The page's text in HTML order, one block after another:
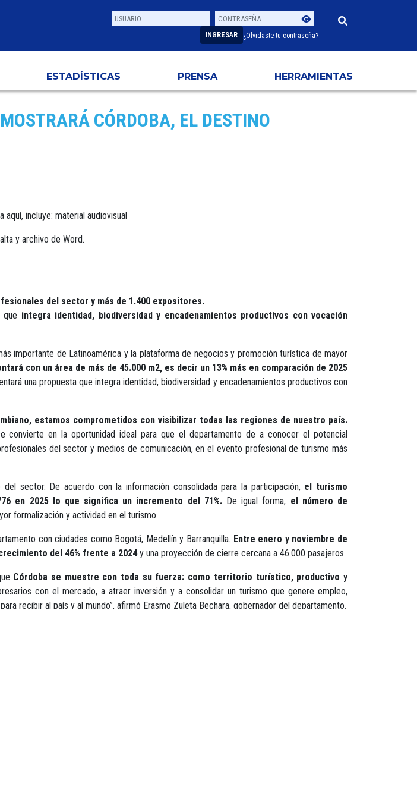
Usuario
Contraseña
INGRESAR ¿Olvidaste tu contraseña?
ESTADÍSTICAS PRENSA HERRAMIENTAS
CÓRDOBA, EL DESTINO
aquí, incluye: material audiovisual
y archivo de Word.
del sector y más de 1.400 expositores.
que integra identidad, biodiversidad y encadenamientos productivos con vocación
importante de Latinoamérica y la plataforma de negocios y promoción turística de mayor
con un área de más de 45.000 m2, es decir un 13% más en comparación de 2025
una propuesta que integra identidad, biodiversidad y encadenamientos productivos con
estamos comprometidos con visibilizar todas las regiones de nuestro país.
en la oportunidad ideal para que el departamento de a conocer el potencial
del sector y medios de comunicación, en el evento profesional de turismo más
sector. De acuerdo con la información consolidada para la participación, el turismo
en 2025 lo que significa un incremento del 71%.De igual forma, el número de
formalización y actividad en el turismo.
con ciudades como Bogotá, Medellín y Barranquilla. Entre enero y noviembre de
del 46% frente a 2024y una proyección de cierre cercana a 46.000 pasajeros.
Córdoba se muestre con toda su fuerza: como territorio turístico, productivo y
con el mercado, a atraer inversión y a consolidar un turismo que genere empleo,
recibir al país y al mundo”, afirmó Erasmo Zuleta Bechara, gobernador del departamento.